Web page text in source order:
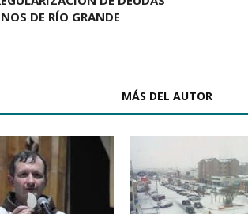
DE RÍO GRANDE
MÁS DEL AUTOR